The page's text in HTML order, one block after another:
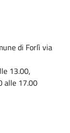
di Forlì via
13.00,
alle 17.00